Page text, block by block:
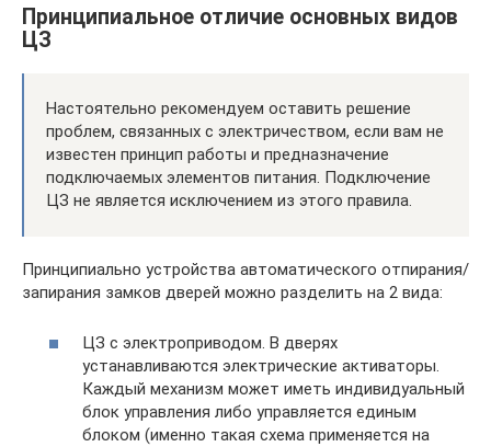
Принципиальное отличие основных видов
ЦЗ
Настоятельно рекомендуем оставить решение
проблем, связанных с электричеством, если вам не
известен принцип работы и предназначение
подключаемых элементов питания. Подключение
ЦЗ не является исключением из этого правила.
Принципиально устройства автоматического отпирания/
запирания замков дверей можно разделить на 2 вида:
ЦЗ с электроприводом. В дверях
устанавливаются электрические активаторы.
Каждый механизм может иметь индивидуальный
блок управления либо управляется единым
блоком (именно такая схема применяется на